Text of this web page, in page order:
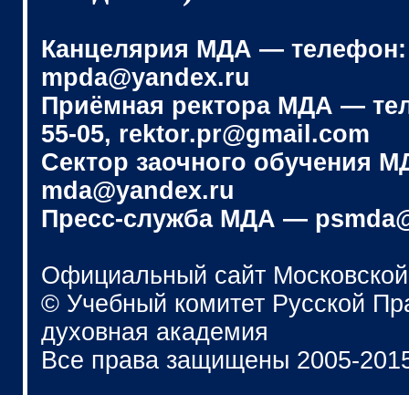
Канцелярия МДА — телефон:
mpda@yandex.ru
Приёмная ректора МДА —
55-05, rektor.pr@gmail.com
Сектор заочного обучения
mda@yandex.ru
Пресс-служба МДА —
Официальный сайт
© Учебный комитет Русской
духовная академия
Все права защищены 2005-